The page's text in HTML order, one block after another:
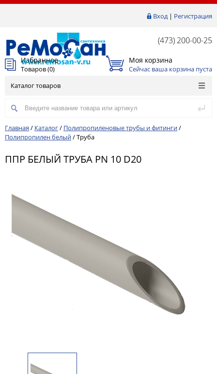
Вход| Регистрация
(473) 200-00-25
Избранное
Товаров (0)
Моя корзина
Сейчас ваша корзина пуста
Каталог товаров
Главная / Каталог/ Полипропиленовые трубы и фитинги/
Полипропилен белый/Труба
ППР БЕЛЫЙ ТРУБА PN 10 D20